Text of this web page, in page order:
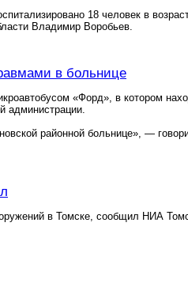
18 человек в
Владимир Воробьев.
в больнице
«Форд», в котором
администрации.
районной больнице», —
в Томске, сообщил НИА